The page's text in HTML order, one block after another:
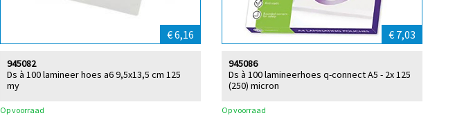
€ 6,16
Ds à 100 lamineer hoes a6 9,5x13,5 cm 125
my
945082
Op voorraad
€ 7,03
Ds à 100 lamineerhoes q-connect A5 - 2x 125
(250) micron
945086
Op voorraad